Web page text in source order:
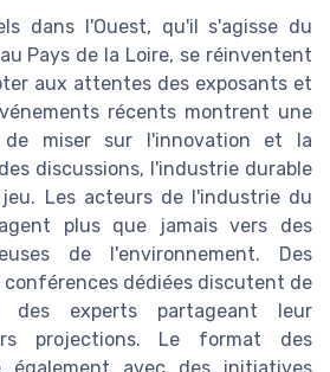
dans l'Ouest, qu'il s'agisse du
Pays de la Loire, se réinventent
aux attentes des exposants et
récents montrent une
de miser sur l'innovation et la
discussions, l'industrie durable
Les acteurs de l'industrie du
plus que jamais vers des
de l'environnement. Des
conférences dédiées discutent de
des experts partageant leur
projections. Le format des